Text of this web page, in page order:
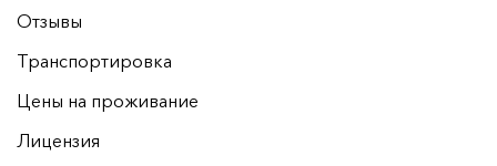
Отзывы
Транспортировка
Цены на проживание
Лицензия